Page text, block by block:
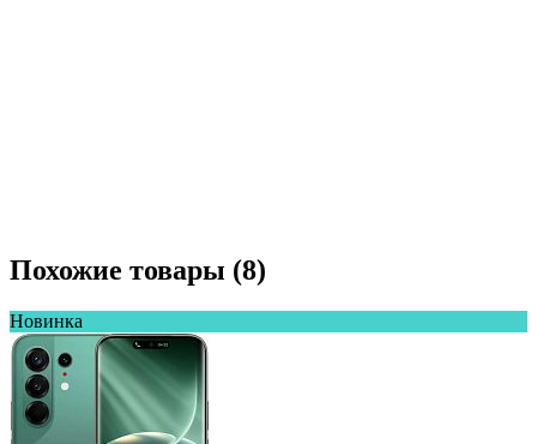
Похожие товары (8)
Новинка